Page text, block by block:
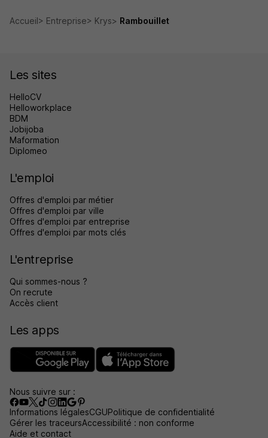
Accueil Entreprise Krys Rambouillet
Les sites
HelloCV
Helloworkplace
BDM
Jobijoba
Maformation
Diplomeo
L'emploi
Offres d'emploi par métier
Offres d'emploi par ville
Offres d'emploi par entreprise
Offres d'emploi par mots clés
L'entreprise
Qui sommes-nous ?
On recrute
Accès client
Les apps
Nous suivre sur :
Informations légalesCGUPolitique de confidentialité
Gérer les traceursAccessibilité : non conforme
Aide et contact